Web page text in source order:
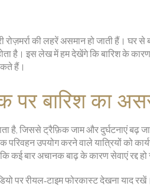
रोज़मर्रा की लहरें असमान हो जाती हैं।
है। इस लेख में हम देखेंगे कि बारिश के
हैं।
पर बारिश का
है, जिससे ट्रैफ़िक जाम और दुर्घटनाएं बढ़
परिवहन उपयोग करने वाले यात्रियों को
कई बार अचानक बाढ़ के कारण सेवाएं रद्द
पर रीयल‑टाइम फोरकास्ट देखना